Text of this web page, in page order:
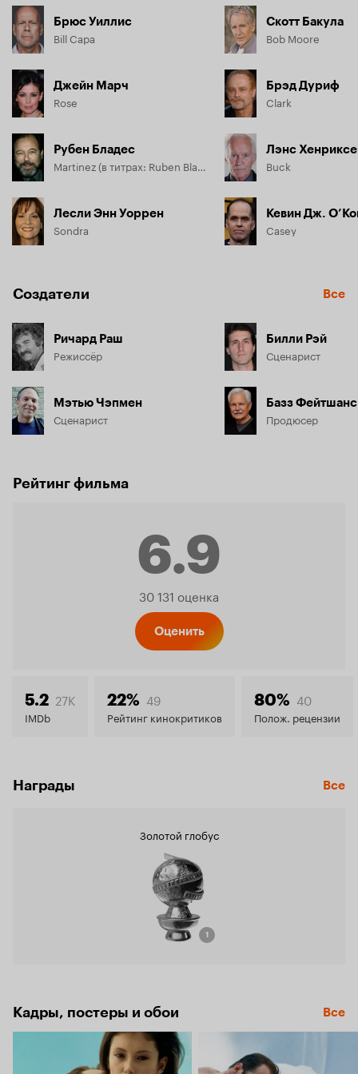
Брюс Уиллис
Bill Capa
Джейн Марч
Rose
Рубен Бладес
Лесли Энн Уоррен
Sondra
Скотт Бакула
Bob Moore
Брэд Дуриф
Clark
Лэнс
Buck
Кевин Дж.
Casey
Создатели Все
Ричард Раш
Режиссёр
Мэтью Чэпмен
Сценарист
Билли Рэй
Сценарист
Базз Фейтшанс
Продюсер
Рейтинг фильма
6.9
Рейтинг
6.9
30 131 оценка
Оценить
5.2 27K
IMDb
22% 49
Рейтинг кинокритиков
80% 40
Полож. рецензии
Награды Все
Золотой глобус
1
Кадры, постеры и обои Все